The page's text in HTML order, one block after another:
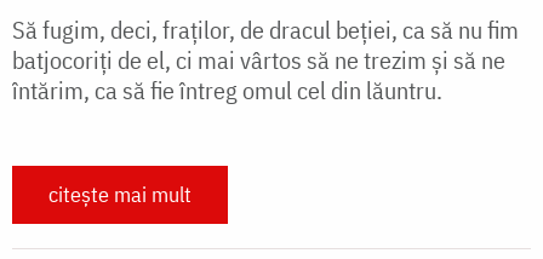
Să fugim, deci, fraților, de dracul beției, ca să nu fim
batjocoriți de el, ci mai vârtos să ne trezim și să ne
întărim, ca să fie întreg omul cel din lăuntru.
citește mai mult